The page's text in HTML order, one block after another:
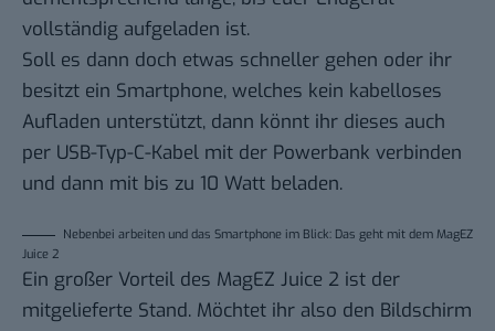
vollständig aufgeladen ist.
Soll es dann doch etwas schneller gehen oder ihr
besitzt ein Smartphone, welches kein kabelloses
Aufladen unterstützt, dann könnt ihr dieses auch
per USB-Typ-C-Kabel mit der Powerbank verbinden
und dann mit bis zu 10 Watt beladen.
Nebenbei arbeiten und das Smartphone im Blick: Das geht mit dem MagEZ
Juice 2
Ein großer Vorteil des MagEZ Juice 2 ist der
mitgelieferte Stand. Möchtet ihr also den Bildschirm